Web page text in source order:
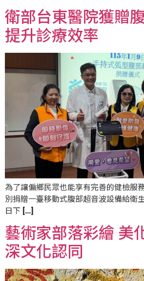
衛部台東醫院獲贈
提升診療效率
為了讓偏鄉民眾也能享有完善的健檢服
別捐贈一臺移動式腹部超音波設備給衛
日下 […]
藝術家部落彩繪 美
深文化認同